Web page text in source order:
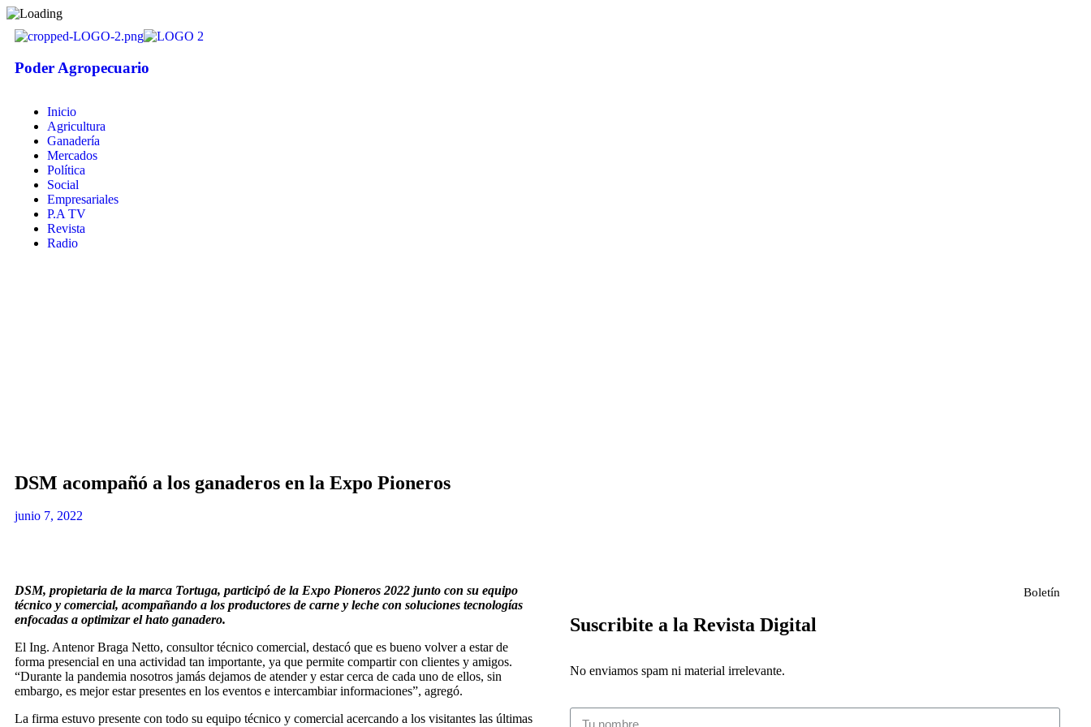
Poder Agropecuario
Inicio
Agricultura
Ganadería
Mercados
Política
Social
Empresariales
P.A TV
Revista
Radio
DSM acompañó a los ganaderos en la Expo Pioneros
junio 7, 2022
DSM, propietaria de la marca Tortuga, participó de la Expo Pioneros 2022 junto con su equipo
técnico y comercial, acompañando a los productores de carne y leche con soluciones tecnologías
enfocadas a optimizar el hato ganadero.
El Ing. Antenor Braga Netto, consultor técnico comercial, destacó que es bueno volver a estar de
forma presencial en una actividad tan importante, ya que permite compartir con clientes y amigos.
“Durante la pandemia nosotros jamás dejamos de atender y estar cerca de cada uno de ellos, sin
embargo, es mejor estar presentes en los eventos e intercambiar informaciones”, agregó.
La firma estuvo presente con todo su equipo técnico y comercial acercando a los visitantes las últimas
Boletín
Suscribite a la Revista Digital
No enviamos spam ni material irrelevante.